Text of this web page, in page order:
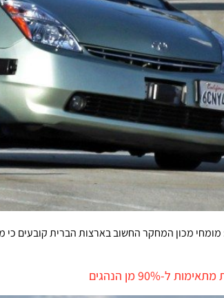
מכון המחקר החשוב בארצות הברית קובעים כי
90% מן הנהגים